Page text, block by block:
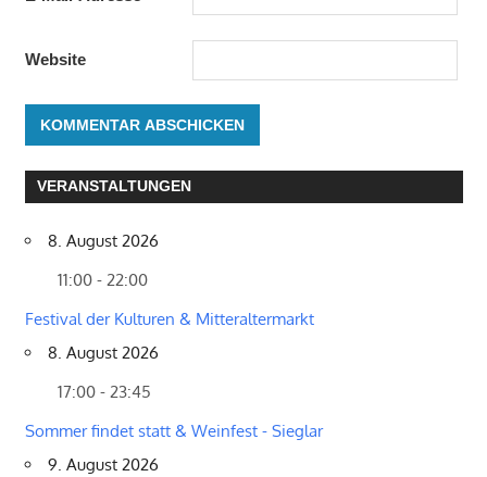
Website
VERANSTALTUNGEN
8. August 2026
11:00 - 22:00
Festival der Kulturen & Mitteraltermarkt
8. August 2026
17:00 - 23:45
Sommer findet statt & Weinfest - Sieglar
9. August 2026